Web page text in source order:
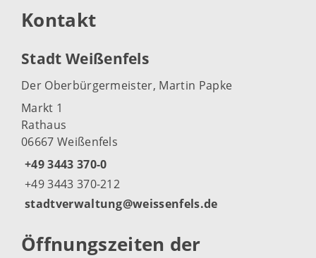
Kontakt
Stadt Weißenfels
Der Oberbürgermeister, Martin Papke
Markt 1
Rathaus
06667 Weißenfels
+49 3443 370-0
+49 3443 370-212
stadtverwaltung@weissenfels.de
Öffnungszeiten der